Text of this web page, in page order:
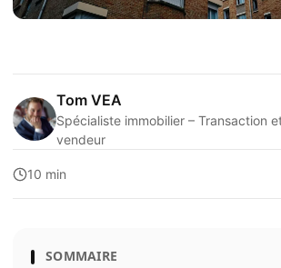
Tom VEA
Spécialiste immobilier – Transaction
vendeur
10 min
SOMMAIRE